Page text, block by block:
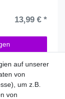
13,99 € *
auf unserer
von
um z.B.
von